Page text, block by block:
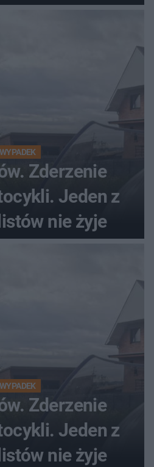
WYPADEK
Zderzenie
Jeden z
nie żyje
WYPADEK
Zderzenie
Jeden z
nie żyje